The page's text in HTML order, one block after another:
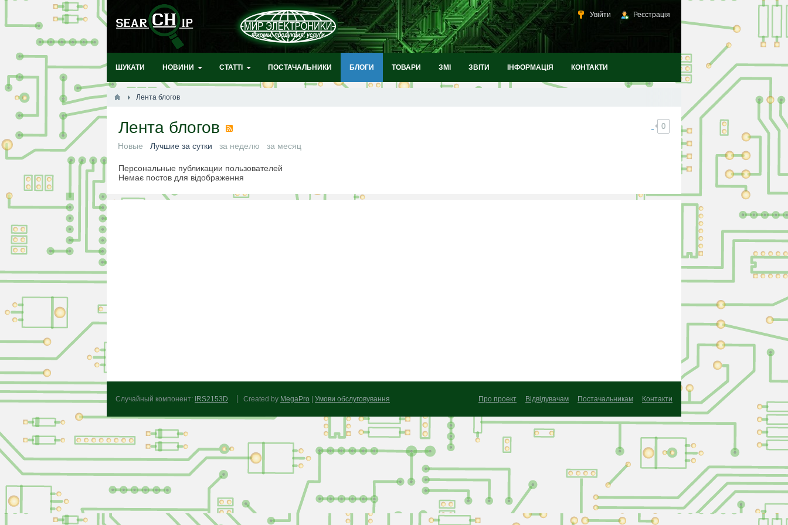
Увійти Реєстрація
ШУКАТИ НОВИНИ СТАТТІ ПОСТАЧАЛЬНИКИ БЛОГИ ТОВАРИ ЗМІ ЗВІТИ ІНФОРМАЦІЯ КОНТАКТИ
Лента блогов
0
Лента блогов
Новые Лучшие за сутки за неделю за месяц
Персональные публикации пользователей
Немає постов для відображення
Случайный компонент: IRS2153D Created by MegaPro Умови обслуговування Про проект Відвідувачам Постачальникам Контакти